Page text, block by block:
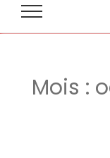
Mois :